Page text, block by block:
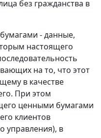
без гражданства в
- данные,
настоящего
на то, что этот
в качестве
При этом
ценными бумагами
клиентов
управления), в